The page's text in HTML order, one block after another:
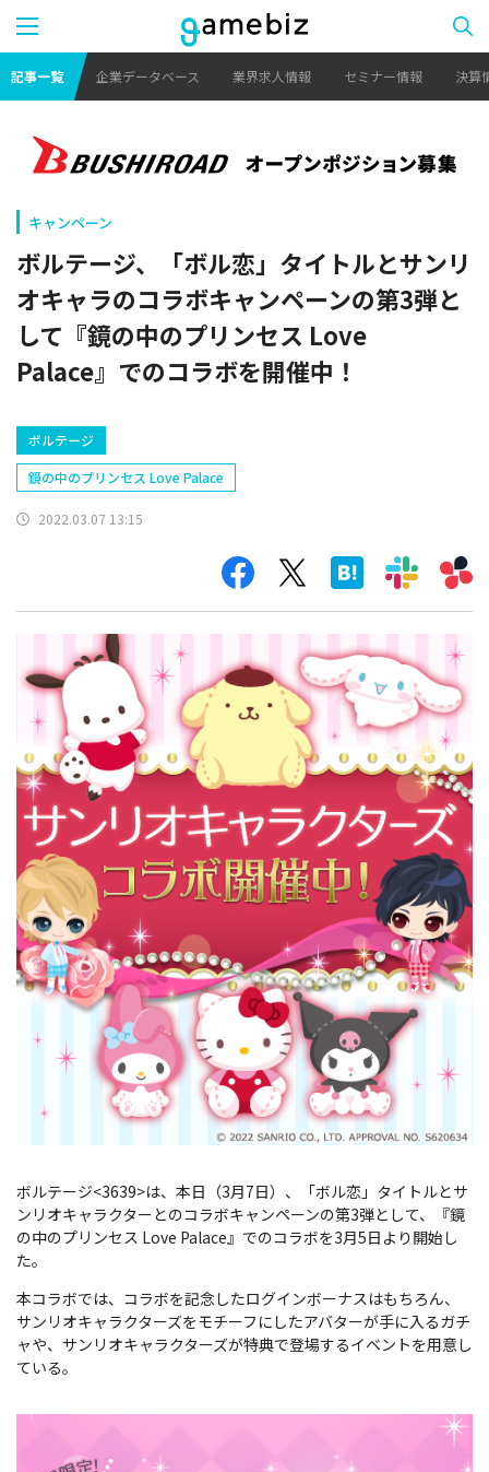
記事一覧 企業データベース 業界求人情報 セミナー情報 決算
キャンペーン
ボルテージ、「ボル恋」タイトルとサンリ
オキャラのコラボキャンペーンの第3弾と
して『鏡の中のプリンセス Love
Palace』でのコラボを開催中！
ボルテージ
鏡の中のプリンセス Love Palace
2022.03.07 13:15
ボルテージ<3639>は、本日（3月7日）、「ボル恋」タイトルとサ
ンリオキャラクターとのコラボキャンペーンの第3弾として、『鏡
の中のプリンセス Love Palace』でのコラボを3月5日より開始し
た。
本コラボでは、コラボを記念したログインボーナスはもちろん、
サンリオキャラクターズをモチーフにしたアバターが手に入るガチ
ャや、サンリオキャラクターズが特典で登場するイベントを用意し
ている。